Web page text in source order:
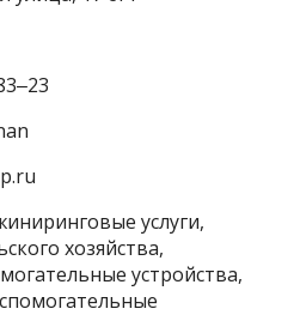
услуги,
хозяйства,
устройства,